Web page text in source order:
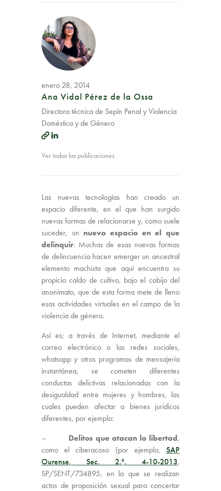
enero 28, 2014
Ana Vidal Pérez de la Ossa
Directora técnica de Sepín Penal y Violencia
Doméstica y de Género
Ver todas las publicaciones
Las nuevas tecnologías han creado un
espacio diferente, en el que han surgido
nuevas formas de relacionarse y, como suele
suceder, un nuevo espacio en el que
delinquir. Muchas de esas nuevas formas
de delincuencia hacen emerger un ancestral
elemento machista que aquí encuentra su
propicio caldo de cultivo, bajo el cobijo del
anonimato, que de esta forma mete de lleno
esas actividades virtuales en el campo de la
violencia de género.
Así es; a través de Internet, mediante el
correo electrónico o las redes sociales,
whatsapp y otros programas de mensajería
instantánea, se cometen diferentes
conductas delictivas relacionadas con la
desigualdad entre mujeres y hombres, las
cuales pueden afectar a bienes jurídicos
diferentes, por ejemplo:
– Delitos que atacan la libertad,
como el ciberacoso (por ejemplo, SAP
Ourense, Sec. 2.ª, 4-10-2013,
SP/SENT/734895, en la que se realizan
actos de proposición sexual para concertar